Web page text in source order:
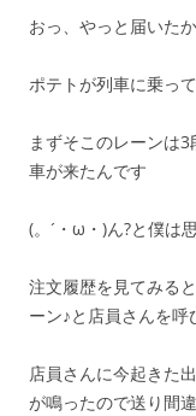
おっ、やっと届いた
ポテトが列車に乗っ
まずそこのレーンは
車が来たんです
(。´・ω・)ん?と僕は
注文履歴を見てみる
ーン♪と店員さんを呼
店員さんに今起きた
が鳴ったので送り間